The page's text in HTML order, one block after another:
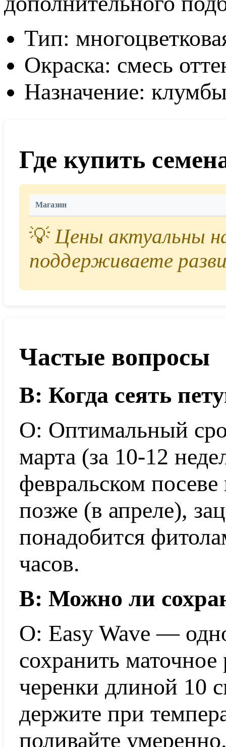
Тип:
Окраска: смесь
Назначение:
Где купить
Магазин
💡Цены актуальны
поддерживаете
Частые вопросы
В: Когда сеять
О: Оптимальный
марта (за 10-12
февральском
позже (в апреле),
понадобится
часов.
В: Можно ли
О: Easy Wave —
сохранить маточное
черенки длиной 10
держите при
поливайте